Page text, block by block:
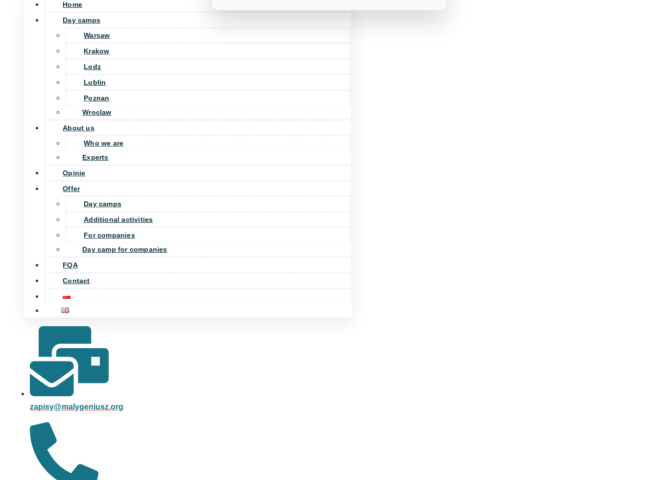
Home
Day camps
Warsaw
Krakow
Lodz
Lublin
Poznan
Wroclaw
About us
Who we are
Experts
Opinie
Offer
Day camps
Additional activities
For companies
Day camp for companies
FQA
Contact
zapisy@malygeniusz.org